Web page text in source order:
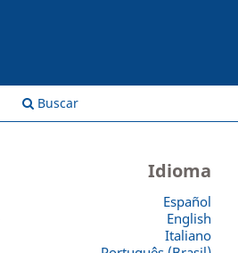
Buscar
Idioma
Español
English
Italiano